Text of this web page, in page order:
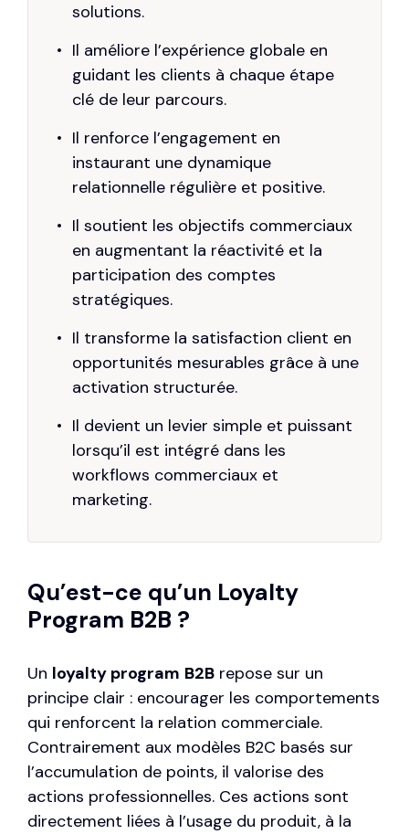
solutions.
Il améliore l’expérience globale en
guidant les clients à chaque étape
clé de leur parcours.
Il renforce l’engagement en
instaurant une dynamique
relationnelle régulière et positive.
Il soutient les objectifs commerciaux
en augmentant la réactivité et la
participation des comptes
stratégiques.
Il transforme la satisfaction client en
opportunités mesurables grâce à une
activation structurée.
Il devient un levier simple et puissant
lorsqu’il est intégré dans les
workflows commerciaux et
marketing.
Qu’est-ce qu’un Loyalty
Program B2B ?
Un loyalty program B2B repose sur un
principe clair : encourager les comportements
qui renforcent la relation commerciale.
Contrairement aux modèles B2C basés sur
l’accumulation de points, il valorise des
actions professionnelles. Ces actions sont
directement liées à l’usage du produit, à la